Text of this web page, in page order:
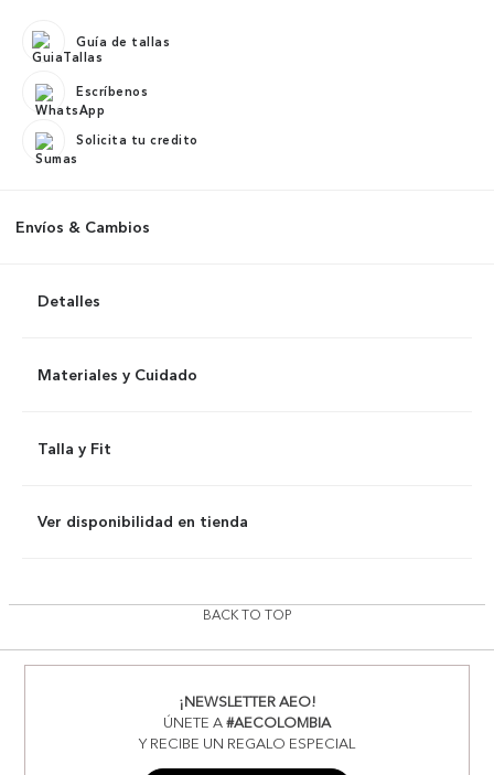
Guía de tallas
Escríbenos
Solicita tu credito
Envíos & Cambios
Detalles
Materiales y Cuidado
Talla y Fit
Ver disponibilidad en tienda
BACK TO TOP
¡NEWSLETTER AEO!
ÚNETE A#AECOLOMBIA
Y RECIBE UN REGALO ESPECIAL